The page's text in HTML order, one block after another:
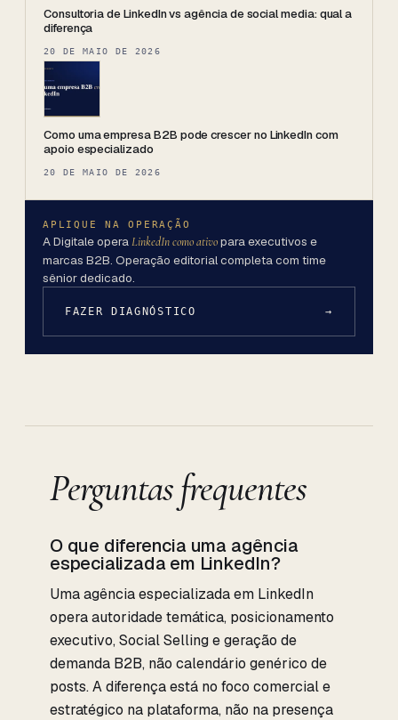
Consultoria de LinkedIn vs agência de social media: qual a
diferença
20 DE MAIO DE 2026
Como uma empresa B2B pode crescer no LinkedIn com
apoio especializado
20 DE MAIO DE 2026
APLIQUE NA OPERAÇÃO
A Digitale operaLinkedIn como ativopara executivos e
marcas B2B. Operação editorial completa com time
sênior dedicado.
FAZER DIAGNÓSTICO →
Perguntas frequentes
O que diferencia uma agência
especializada em LinkedIn?
Uma agência especializada em LinkedIn
opera autoridade temática, posicionamento
executivo, Social Selling e geração de
demanda B2B, não calendário genérico de
posts. A diferença está no foco comercial e
estratégico na plataforma, não na presença